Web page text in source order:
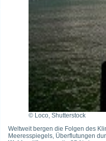
© Loco, Shutterstock
Weltweit bergen die Folgen des
Meeresspiegels, Überflutungen